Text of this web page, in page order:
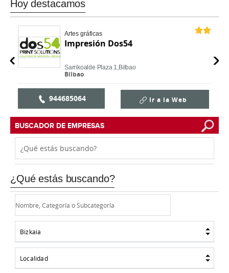
Hoy destacamos
Artes gráficas
Impresión Dos54
Bilbao
Sarrikoalde Plaza 1,Bilbao
944685064 Ir a la Web
BUSCADOR DE EMPRESAS
¿Qué estás buscando?
Bizkaia
Localidad